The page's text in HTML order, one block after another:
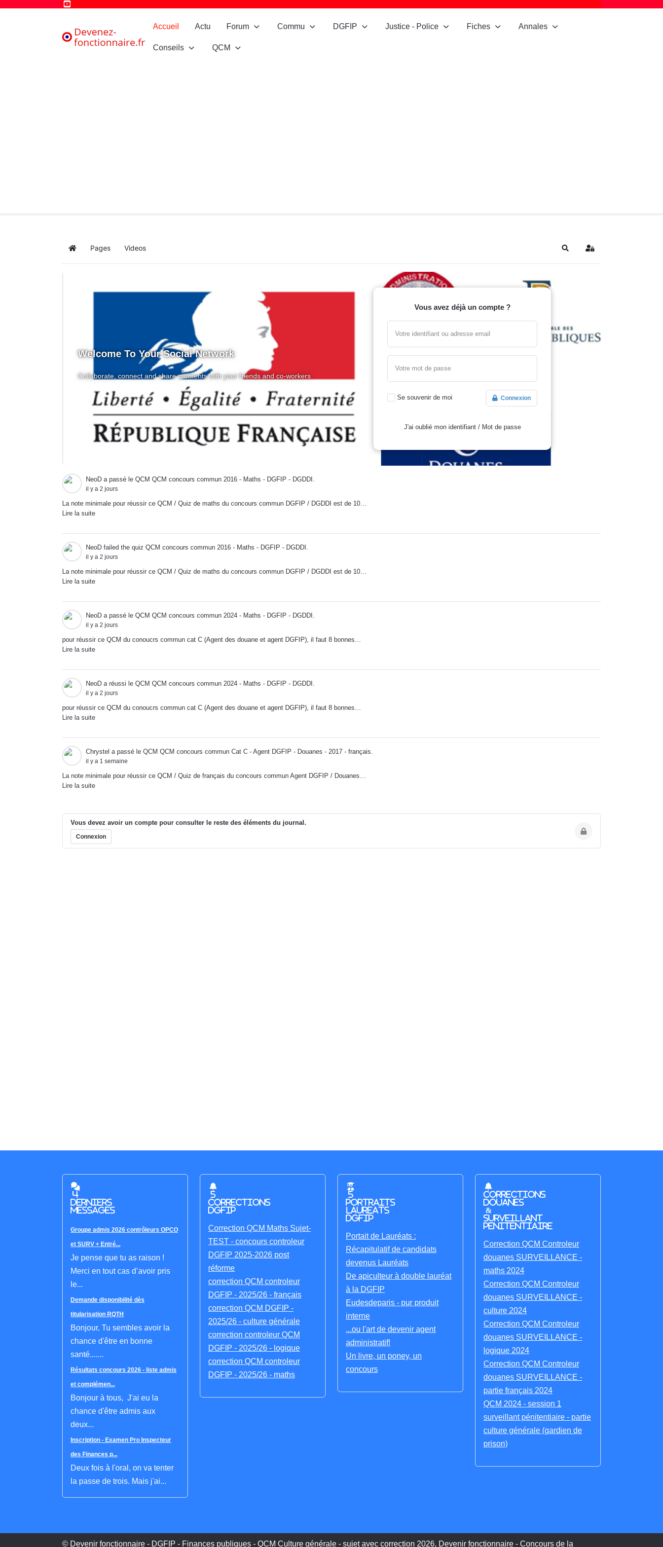
Accueil Actu Forum Commu DGFIP Justice - Police Fiches Annales
Conseils QCM
Home Pages Videos Search Sign In
Welcome To Your Social Network
Collaborate, connect and share moments with your friends and co-workers
Vous avez déjà un compte ?
Votre identifiant ou adresse email
Votre mot de passe
Se souvenir de moi Connexion
J'ai oublié mon identifiant/ Mot de passe
NeoD a passé le QCM QCM concours commun 2016 - Maths - DGFIP - DGDDI .
il y a 2 jours
La note minimale pour réussir ce QCM / Quiz de maths du concours commun DGFIP / DGDDI est de 10…
Lire la suite
NeoD failed the quiz QCM concours commun 2016 - Maths - DGFIP - DGDDI .
il y a 2 jours
La note minimale pour réussir ce QCM / Quiz de maths du concours commun DGFIP / DGDDI est de 10…
Lire la suite
NeoD a passé le QCM QCM concours commun 2024 - Maths - DGFIP - DGDDI .
il y a 2 jours
pour réussir ce QCM du conoucrs commun cat C (Agent des douane et agent DGFIP), il faut 8 bonnes…
Lire la suite
NeoD a réussi le QCM QCM concours commun 2024 - Maths - DGFIP - DGDDI .
il y a 2 jours
pour réussir ce QCM du conoucrs commun cat C (Agent des douane et agent DGFIP), il faut 8 bonnes…
Lire la suite
Chrystel a passé le QCM QCM concours commun Cat C - Agent DGFIP - Douanes - 2017 - français.
il y a 1 semaine
La note minimale pour réussir ce QCM / Quiz de français du concours commun Agent DGFIP / Douanes…
Lire la suite
Vous devez avoir un compte pour consulter le reste des éléments du journal.
Connexion
4
derniers
messages
Groupe admis 2026 contrôleurs OPCO
et SURV + Entré...
Je pense que tu as raison !
Merci en tout cas d’avoir pris
le...
Demande disponibilité dès
titularisation RQTH
Bonjour, Tu sembles avoir la
chance d'être en bonne
santé.......
Résultats concours 2026 - liste admis
et complémen...
Bonjour à tous, J'ai eu la
chance d'être admis aux
deux...
Inscription - Examen Pro Inspecteur
des Finances p...
Deux fois à l'oral, on va tenter
la passe de trois. Mais j'ai...
5
corrections
DGFIP
Correction QCM Maths Sujet-
TEST - concours controleur
DGFIP 2025-2026 post
réforme
correction QCM controleur
DGFIP - 2025/26 - français
correction QCM DGFIP -
2025/26 - culture générale
correction controleur QCM
DGFIP - 2025/26 - logique
correction QCM controleur
DGFIP - 2025/26 - maths
5
portraits
laureats
DGFIP
Portait de Lauréats :
Récapitulatif de candidats
devenus Lauréats
De apiculteur à double lauréat
à la DGFIP
Eudesdeparis - pur produit
interne
...ou l'art de devenir agent
administratif!
Un livre, un poney, un
concours
Corrections
Douanes
&
Surveillant
penitentiaire
Correction QCM Controleur
douanes SURVEILLANCE -
maths 2024
Correction QCM Controleur
douanes SURVEILLANCE -
culture 2024
Correction QCM Controleur
douanes SURVEILLANCE -
logique 2024
Correction QCM Controleur
douanes SURVEILLANCE -
partie français 2024
QCM 2024 - session 1
surveillant pénitentiaire - partie
culture générale (gardien de
prison)
© Devenir fonctionnaire - DGFIP - Finances publiques - QCM Culture générale - sujet avec correction 2026, Devenir fonctionnaire - Concours de la